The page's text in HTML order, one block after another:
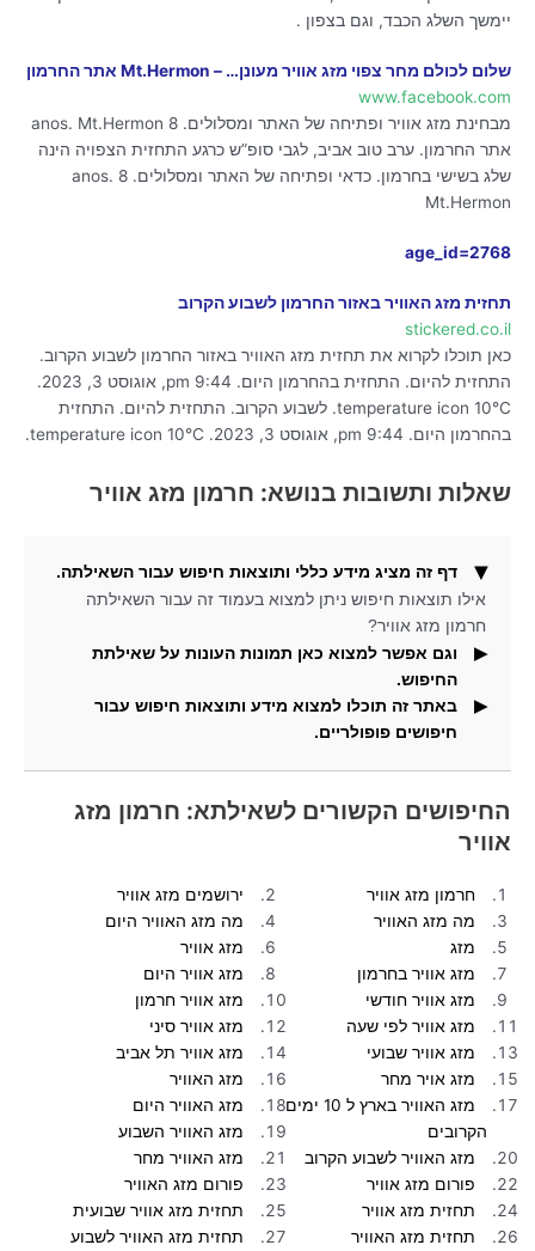
יימשך השלג הכבד, וגם בצפון .
שלום לכולם מחר צפוי מזג אוויר מעונן… – Mt.Hermon אתר החרמון
www.facebook.com
מבחינת מזג אוויר ופתיחה של האתר ומסלולים. 8 anos. Mt.Hermon
אתר החרמון. ערב טוב אביב, לגבי סופ”ש כרגע התחזית הצפויה הינה
שלג בשישי בחרמון. כדאי ופתיחה של האתר ומסלולים. 8 anos.
Mt.Hermon
age_id=2768
תחזית מזג האוויר באזור החרמון לשבוע הקרוב
stickered.co.il
כאן תוכלו לקרוא את תחזית מזג האוויר באזור החרמון לשבוע הקרוב.
התחזית להיום. התחזית בהחרמון היום. 9:44 pm, אוגוסט 3, 2023.
temperature icon 10°C. לשבוע הקרוב. התחזית להיום. התחזית
בהחרמון היום. 9:44 pm, אוגוסט 3, 2023. temperature icon 10°C.
שאלות ותשובות בנושא: חרמון מזג אוויר
דף זה מציג מידע כללי ותוצאות חיפוש עבור השאילתה.
אילו תוצאות חיפוש ניתן למצוא בעמוד זה עבור השאילתה
חרמון מזג אוויר?
וגם אפשר למצוא כאן תמונות העונות על שאילתת
החיפוש.
אילו תוצאות חיפוש נוספים ניתן למצוא כאן עבור השאילתא
חרמון מזג אוויר?
באתר זה תוכלו למצוא מידע ותוצאות חיפוש עבור
חיפושים פופולריים.
החיפושים הקשורים לשאילתא: חרמון מזג
אוויר
חרמון מזג אוויר
ירושמים מזג אוויר
מה מזג האוויר
מה מזג האוויר היום
מזג
מזג אוויר
מזג אוויר בחרמון
מזג אוויר היום
מזג אוויר חודשי
מזג אוויר חרמון
מזג אוויר לפי שעה
מזג אוויר סיני
מזג אוויר שבועי
מזג אוויר תל אביב
מזג אויר מחר
מזג האוויר
מזג האוויר בארץ ל 10 ימים
הקרובים
מזג האוויר היום
מזג האוויר השבוע
מזג האוויר לשבוע הקרוב
מזג האוויר מחר
פורום מזג אוויר
פורום מזג האוויר
תחזית מזג אוויר
תחזית מזג אוויר שבועית
תחזית מזג האוויר
תחזית מזג האוויר לשבוע